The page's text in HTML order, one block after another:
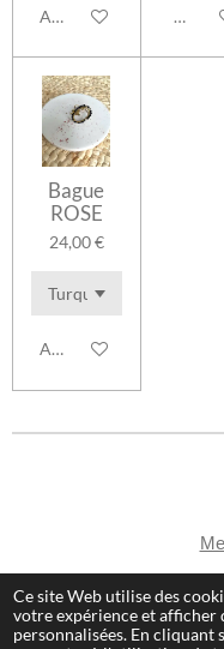
Ce site Web utilise des
votre expérience et afficher
personnalisées. En cliquant
Ajouter au panier
Bague
ROSE
24,00 €
Ajouter au panier
© 2024 - 2026 Atelier